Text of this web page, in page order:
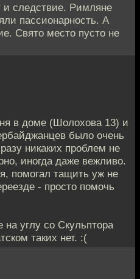
следствие. Римляне
пассионарность. А
Свято место пусто не
в доме (Шолохова 13) и
было очень
никаких проблем не
иногда даже вежливо.
помогал тащить уж не
- просто помочь
углу со Скульптора
таких нет. :(